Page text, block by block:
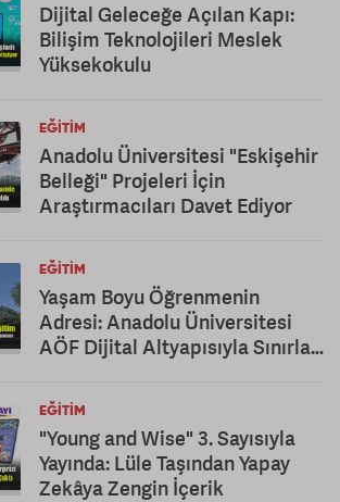
Dijital Geleceğe Açılan Kapı:
Bilişim Teknolojileri Meslek
Yüksekokulu
EĞITIM
Anadolu Üniversitesi "Eskişehir
Belleği" Projeleri İçin
Araştırmacıları Davet Ediyor
EĞITIM
Yaşam Boyu Öğrenmenin
Adresi: Anadolu Üniversitesi
AÖF Dijital Altyapısıyla Sınırları
EĞITIM
"Young and Wise" 3. Sayısıyla
Yayında: Lüle Taşından Yapay
Zekâya Zengin İçerik